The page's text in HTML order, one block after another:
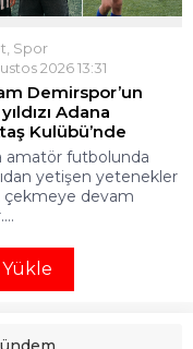
Spor
2026 13:31
Demirspor’un
Adana
Kulübü’nde
amatör futbolunda
yetişen yetenekler
çekmeye devam